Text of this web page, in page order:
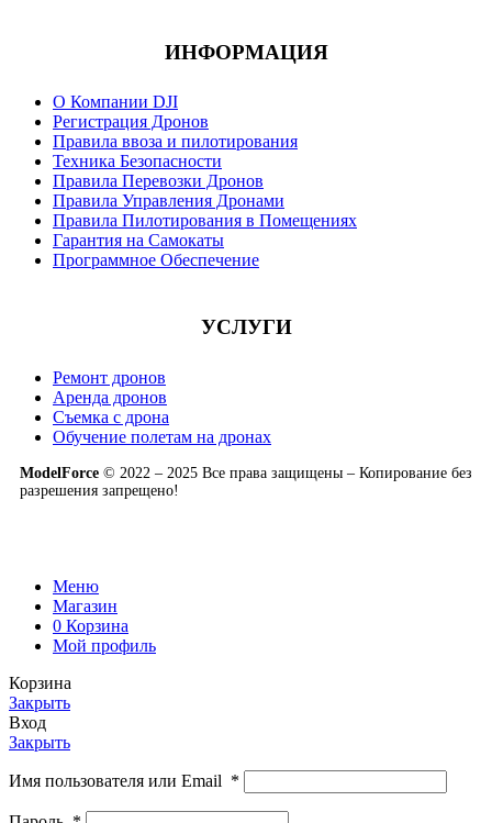
ИНФОРМАЦИЯ
О Компании DJI
Регистрация Дронов
Правила ввоза и пилотирования
Техника Безопасности
Правила Перевозки Дронов
Правила Управления Дронами
Правила Пилотирования в Помещениях
Гарантия на Самокаты
Программное Обеспечение
УСЛУГИ
Ремонт дронов
Аренда дронов
Съемка с дрона
Обучение полетам на дронах
ModelForce © 2022 – 2025 Все права защищены – Копирование без
разрешения запрещено!
Меню
Магазин
0 Корзина
Мой профиль
Корзина
Закрыть
Вход
Закрыть
Имя пользователя или Email *